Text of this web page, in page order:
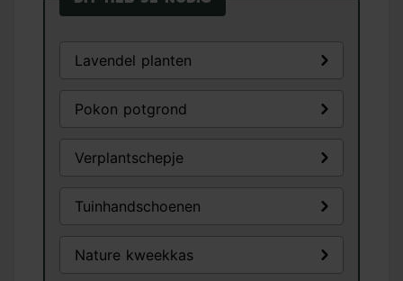
Lavendel planten
Pokon potgrond
Verplantschepje
Tuinhandschoenen
Nature kweekkas